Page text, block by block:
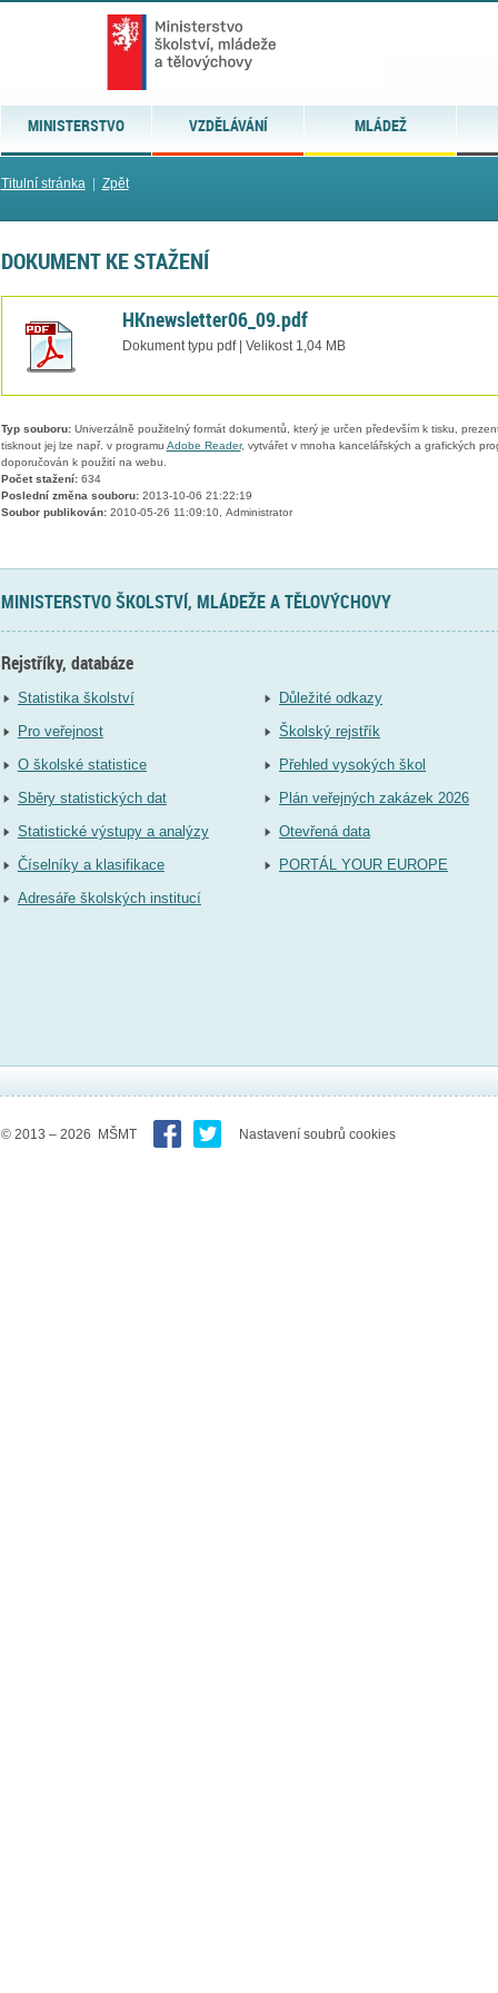
MINISTERSTVO VZDĚLÁVÁNÍ MLÁDEŽ
Titulní stránka| Zpět
DOKUMENT KE STAŽENÍ
HKnewsletter06_09.pdf
Dokument typu pdf | Velikost 1,04 MB
Typ souboru:Univerzálně použitelný formát dokumentů, který je určen především k tisku,
tisknout jej lze např. v programu Adobe Reader, vytvářet v mnoha kancelářských a grafických
doporučován k použití na webu.
Počet stažení:634
Poslední změna souboru:2013-10-06 21:22:19
Soubor publikován:2010-05-26 11:09:10, Administrator
MINISTERSTVO ŠKOLSTVÍ, MLÁDEŽE A TĚLOVÝCHOVY
Rejstříky, databáze
Statistika školství
Pro veřejnost
O školské statistice
Sběry statistických dat
Statistické výstupy a analýzy
Číselníky a klasifikace
Adresáře školských institucí
Důležité odkazy
Školský rejstřík
Přehled vysokých škol
Plán veřejných zakázek 2026
Otevřená data
PORTÁL YOUR EUROPE
© 2013 – 2026 MŠMT Nastavení soubrů cookies